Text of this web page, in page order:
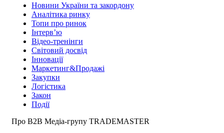
Новини України та закордону
Аналітика ринку
Топи про ринок
Інтерв’ю
Відео-тренінги
Світовий досвід
Інновації
Маркетинг&Продажі
Закупки
Логістика
Закон
Події
Про В2В Медіа-групу TRADEMASTER